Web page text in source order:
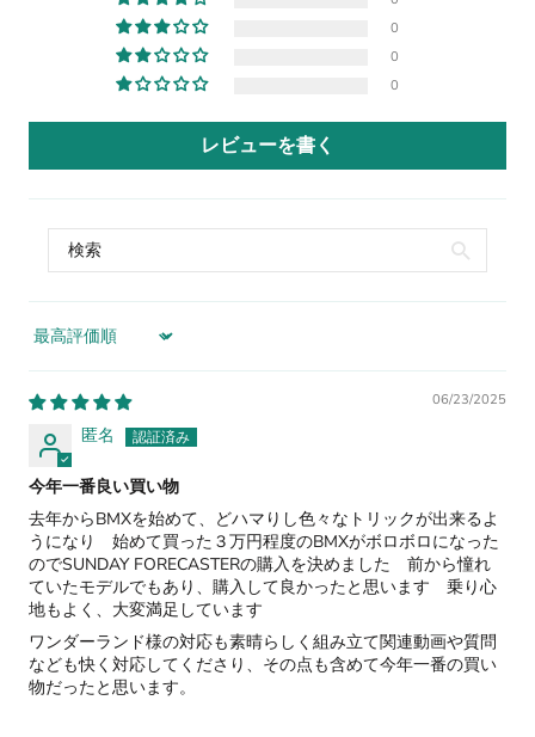
0
0
0
レビューを書く
Sort by
06/23/2025
匿名
今年一番良い買い物
去年からBMXを始めて、どハマりし色々なトリックが出来るよ
うになり 始めて買った３万円程度のBMXがボロボロになった
のでSUNDAY FORECASTERの購入を決めました 前から憧れ
ていたモデルでもあり、購入して良かったと思います 乗り心
地もよく、大変満足しています
ワンダーランド様の対応も素晴らしく組み立て関連動画や質問
なども快く対応してくださり、その点も含めて今年一番の買い
物だったと思います。